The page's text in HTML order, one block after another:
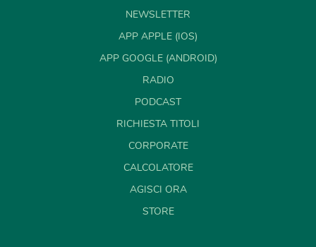
NEWSLETTER
APP APPLE (IOS)
APP GOOGLE (ANDROID)
RADIO
PODCAST
RICHIESTA TITOLI
CORPORATE
CALCOLATORE
AGISCI ORA
STORE